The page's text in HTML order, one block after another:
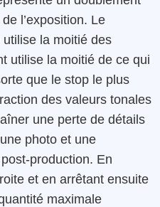
l’exposition. Le
la moitié des
utilise la moitié de ce qui
que le stop le plus
des valeurs tonales
une perte de détails
photo et une
production. En
et en arrêtant ensuite
maximale